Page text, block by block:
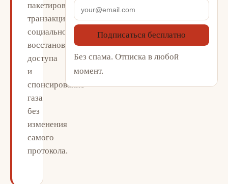
пакетирование
транзакций,
социальное
восстановление
доступа
и
спонсирование
газа
без
изменения
самого
протокола.
Подписаться бесплатно
Без спама. Отписка в любой
момент.